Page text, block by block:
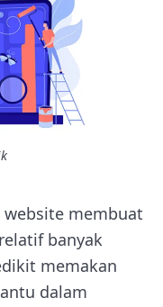
website membuat
banyak
memakan
dalam